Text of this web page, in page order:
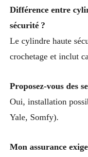
Différence entre
sécurité ?
Le cylindre haute
crochetage et inclut
Proposez-vous des
Oui, installation
Yale, Somfy).
Mon assurance